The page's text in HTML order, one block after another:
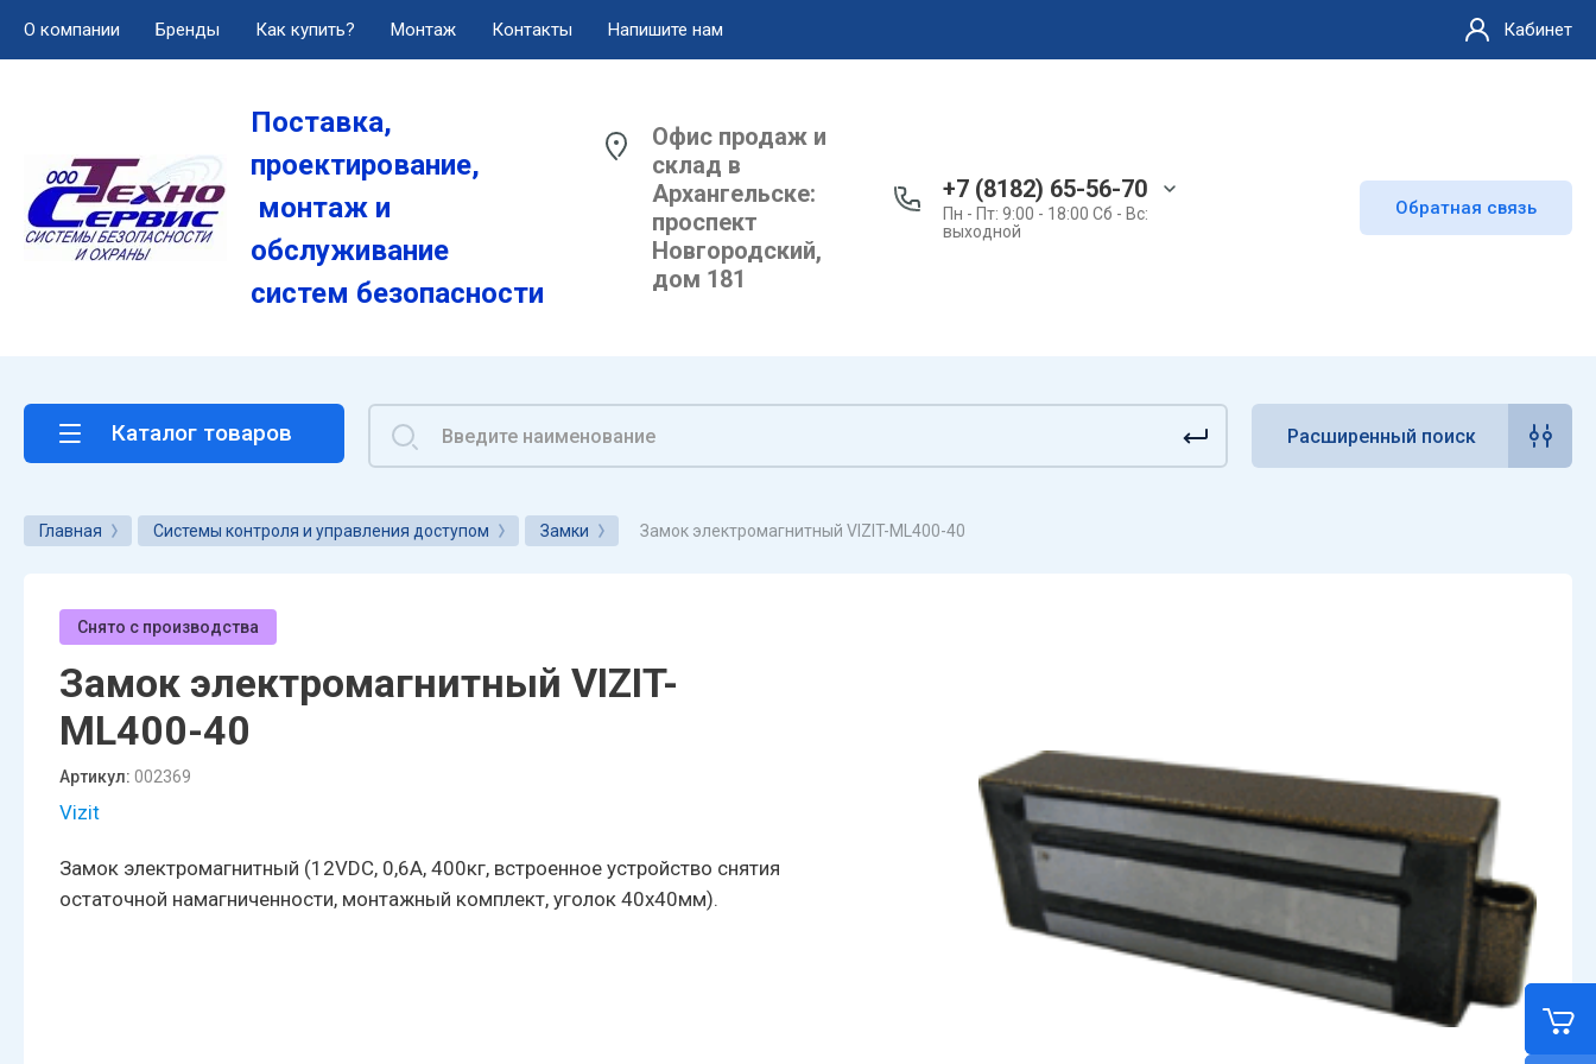
Лицензии
Реквизиты
О компании Бренды Как купить? Монтаж Контакты Напишите нам Кабинет
Поставка,
проектирование,
монтаж и
обслуживание
систем безопасности
Офис продаж и
склад в
Архангельске:
проспект
Новгородский,
дом 181
+7 (8182) 65-56-70
Пн - Пт: 9:00 - 18:00 Сб - Вс:
выходной
Обратная связь
Каталог товаров Расширенный поиск
Главная Системы контроля и управления доступом Замки Замок электромагнитный VIZIT-ML400-40
Снято с производства
Замок электромагнитный VIZIT-
ML400-40
Артикул: 002369
Vizit
Замок электромагнитный (12VDC, 0,6А, 400кг, встроенное устройство снятия
остаточной намагниченности, монтажный комплект, уголок 40х40мм).